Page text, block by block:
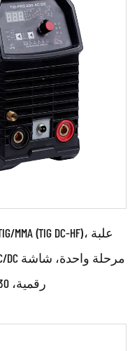
رقمية، 230 فولت 200 أمبير